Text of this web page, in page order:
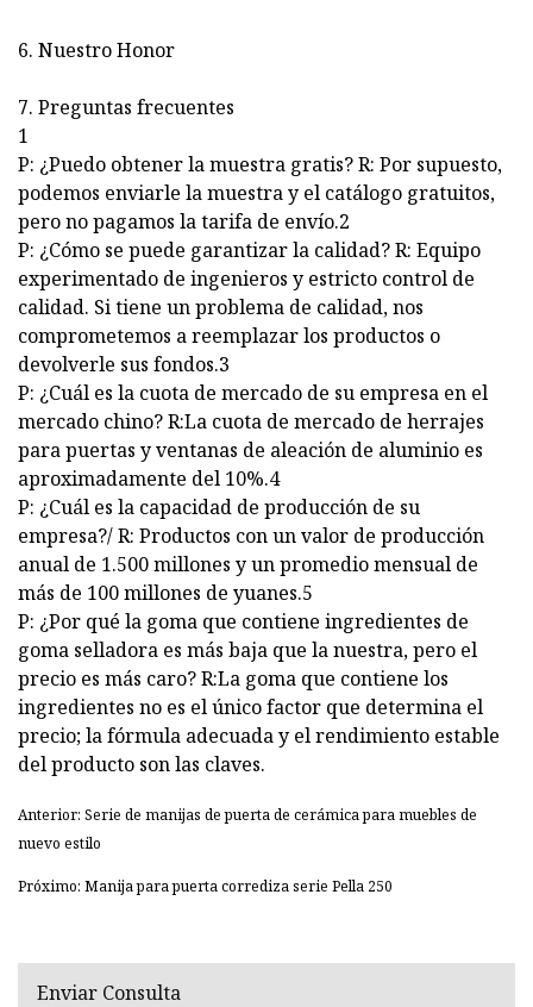
6. Nuestro Honor
7. Preguntas frecuentes
1
P: ¿Puedo obtener la muestra gratis? R: Por supuesto,
podemos enviarle la muestra y el catálogo gratuitos,
pero no pagamos la tarifa de envío.2
P: ¿Cómo se puede garantizar la calidad? R: Equipo
experimentado de ingenieros y estricto control de
calidad. Si tiene un problema de calidad, nos
comprometemos a reemplazar los productos o
devolverle sus fondos.3
P: ¿Cuál es la cuota de mercado de su empresa en el
mercado chino? R:La cuota de mercado de herrajes
para puertas y ventanas de aleación de aluminio es
aproximadamente del 10%.4
P: ¿Cuál es la capacidad de producción de su
empresa?/ R: Productos con un valor de producción
anual de 1.500 millones y un promedio mensual de
más de 100 millones de yuanes.5
P: ¿Por qué la goma que contiene ingredientes de
goma selladora es más baja que la nuestra, pero el
precio es más caro? R:La goma que contiene los
ingredientes no es el único factor que determina el
precio; la fórmula adecuada y el rendimiento estable
del producto son las claves.
Anterior: Serie de manijas de puerta de cerámica para muebles de
nuevo estilo
Próximo: Manija para puerta corrediza serie Pella 250
Enviar Consulta